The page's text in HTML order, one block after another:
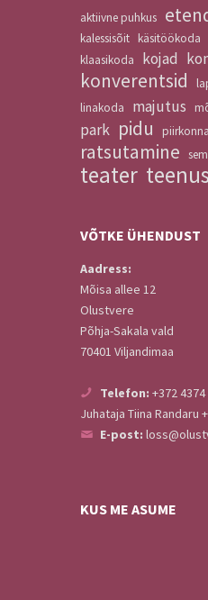
aktiivne puhkus
kalessisõit käsitöökoda
klaasikoda
kojad
konverentsid
linakoda
majutus
park pidu
ratsutamine
teater
VÕTKE ÜHENDUST
Aadress:
Mõisa allee 12
Olustvere
Põhja-Sakala vald
70401 Viljandimaa
Telefon: +372
Juhataja Tiina Randaru
E-post:
KUS ME ASUME